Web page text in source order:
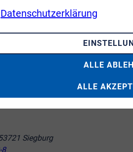
Siegburg
8
Datenschutzerklärung
ALLE
ALLE